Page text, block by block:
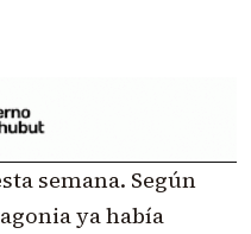
semana. Según
ya había